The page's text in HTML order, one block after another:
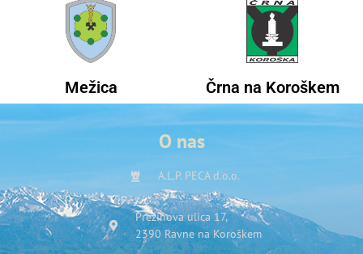
Mežica Črna na Koroškem
O nas
A.L.P. PECA d.o.o.
Prežihova ulica 17,
2390 Ravne na Koroškem